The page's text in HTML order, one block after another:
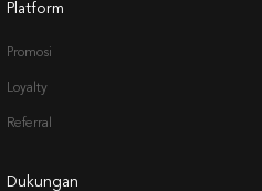
Platform
Promosi
Loyalty
Referral
Dukungan